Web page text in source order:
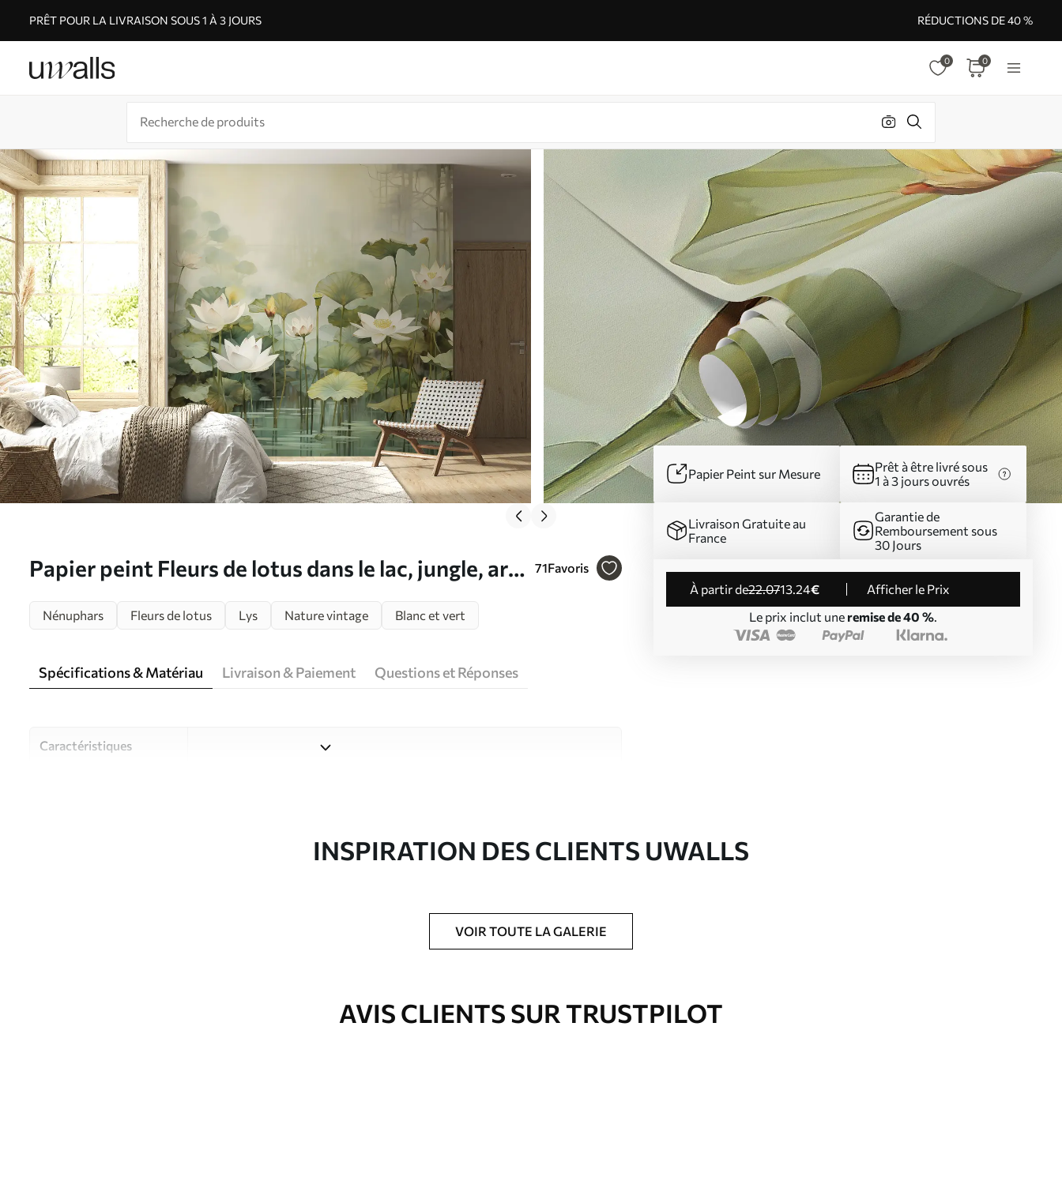
PRÊT POUR LA LIVRAISON SOUS 1 À 3 JOURS RÉDUCTIONS DE 40 %
0 0
Papier peint Fleurs de lotus dans le lac, jungle, art
71Favoris
Papier Peint sur Mesure
Prêt à être livré sous
1 à 3 jours ouvrés
Livraison Gratuite au
France
Garantie de
Remboursement sous
30 Jours
à partir de22.0713.24€
Afficher le Prix
Le prix inclut une remise de 40 %.
Nénuphars Fleurs de lotus Lys Nature vintage Blanc et vert
Spécifications & Matériau Livraison & Paiement Questions et Réponses
Caractéristiques
Studio de design Uwalls
Imprimé sur commande et livré en rouleaux jusqu’à 50 cm de large.
INSPIRATION DES CLIENTS UWALLS
VOIR TOUTE LA GALERIE
AVIS CLIENTS SUR TRUSTPILOT